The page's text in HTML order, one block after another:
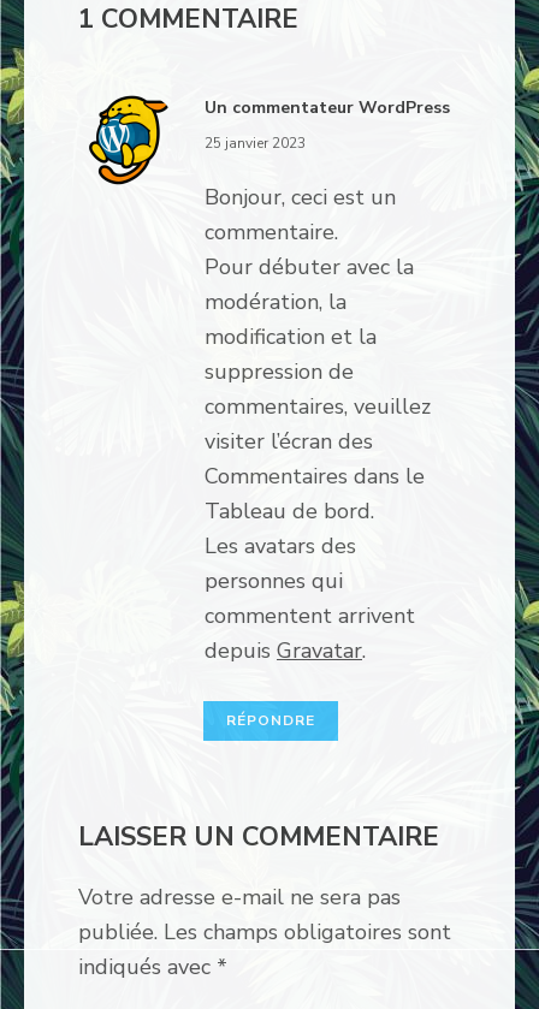
1 COMMENTAIRE
Un commentateur WordPress
25 janvier 2023
Bonjour, ceci est un
commentaire.
Pour débuter avec la
modération, la
modification et la
suppression de
commentaires, veuillez
visiter l’écran des
Commentaires dans le
Tableau de bord.
Les avatars des
personnes qui
commentent arrivent
depuis Gravatar.
RÉPONDRE
LAISSER UN COMMENTAIRE
Votre adresse e-mail ne sera pas
publiée. Les champs obligatoires sont
indiqués avec *